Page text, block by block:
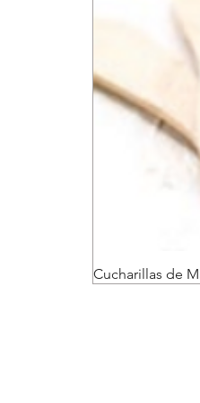
Cucharillas de